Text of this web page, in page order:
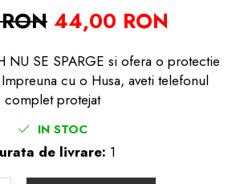
44,00 RON
NU SE SPARGE si ofera o protectie
cu o Husa, aveti telefonul
complet protejat
IN STOC
de livrare: 1